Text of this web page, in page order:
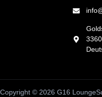
Copyright ©️ 2026 G16 Lounge